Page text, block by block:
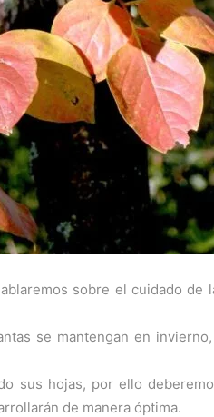
sobre el cuidado de
se mantengan en
sus hojas, por ello
de manera óptima.